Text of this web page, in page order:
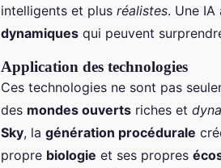
intelligents et plus réalistes. Une
dynamiques qui peuvent
Application des technologies
Ces technologies ne sont pas
des mondes ouverts riches et
Sky, la génération procédurale
propre biologie et ses propres